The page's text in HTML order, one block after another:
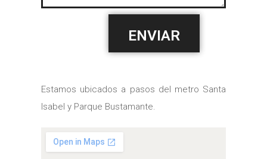
Estamos ubicados a pasos del metro Santa
Isabel y Parque Bustamante.